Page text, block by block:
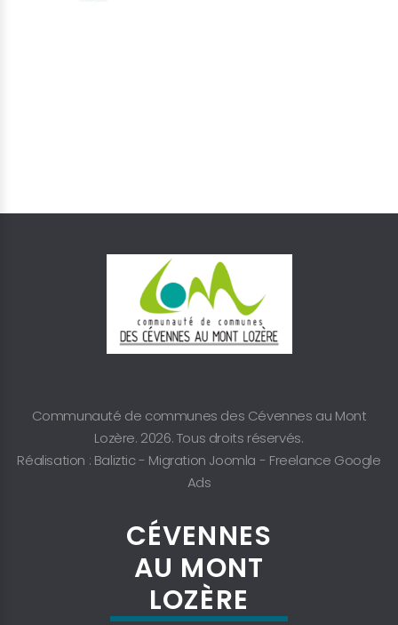
Communauté de communes des Cévennes au Mont
Lozère. 2026. Tous droits réservés.
Réalisation : Baliztic - Migration Joomla - Freelance Google
Ads
CÉVENNES
AU MONT
LOZÈRE